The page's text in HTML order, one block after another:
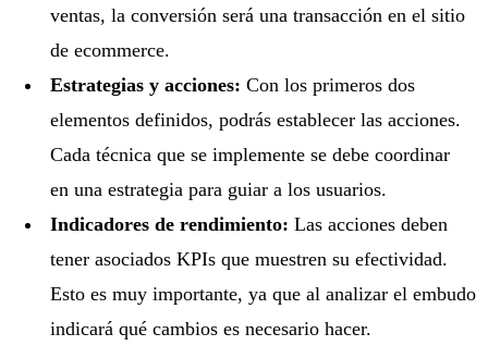
ventas, la conversión será una transacción en el sitio
de ecommerce.
Estrategias y acciones: Con los primeros dos
elementos definidos, podrás establecer las acciones.
Cada técnica que se implemente se debe coordinar
en una estrategia para guiar a los usuarios.
Indicadores de rendimiento: Las acciones deben
tener asociados KPIs que muestren su efectividad.
Esto es muy importante, ya que al analizar el embudo
indicará qué cambios es necesario hacer.